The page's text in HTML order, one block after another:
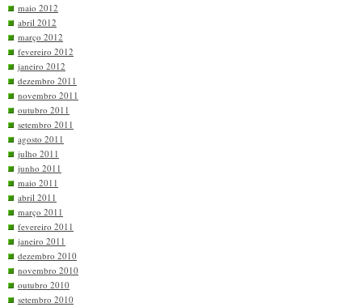
maio 2012
abril 2012
março 2012
fevereiro 2012
janeiro 2012
dezembro 2011
novembro 2011
outubro 2011
setembro 2011
agosto 2011
julho 2011
junho 2011
maio 2011
abril 2011
março 2011
fevereiro 2011
janeiro 2011
dezembro 2010
novembro 2010
outubro 2010
setembro 2010